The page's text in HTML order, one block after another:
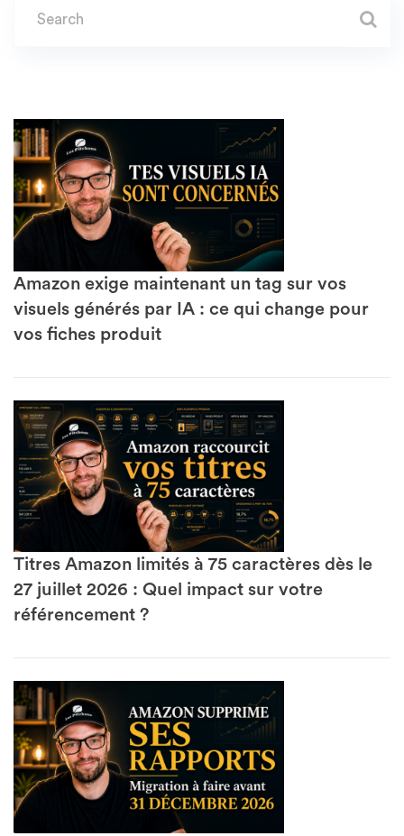
Amazon exige maintenant un tag sur vos
visuels générés par IA : ce qui change pour
vos fiches produit
Titres Amazon limités à 75 caractères dès le
27 juillet 2026 : Quel impact sur votre
référencement ?